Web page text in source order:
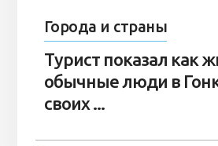
Города и страны
Турист показал как
обычные люди в
своих ...